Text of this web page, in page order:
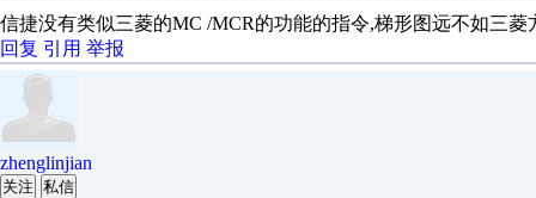
信捷没有类似三菱的MC /MCR的功能的指令,梯形图远不如三
回复 引用 举报
zhenglinjian
关注 私信